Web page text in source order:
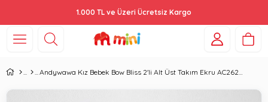
1.000 TL ve Üzeri Ücretsiz Kargo
Andywawa Kız Bebek Bow Bliss 2'li Alt Üst Takım Ekru AC26256